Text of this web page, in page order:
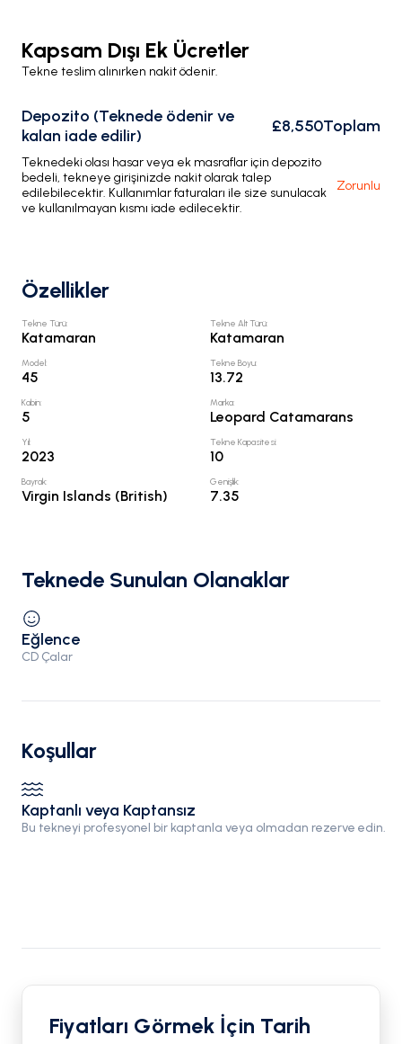
Kapsam Dışı Ek Ücretler
Tekne teslim alınırken nakit ödenir.
Depozito (Teknede ödenir ve
kalan iade edilir)
£8,550Toplam
Teknedeki olası hasar veya ek masraflar için depozito
bedeli, tekneye girişinizde nakit olarak talep
edilebilecektir. Kullanımlar faturaları ile size sunulacak
ve kullanılmayan kısmı iade edilecektir.
Zorunlu
Özellikler
Tekne Türü:
Katamaran
Tekne Alt Türü:
Katamaran
Model:
45
Tekne Boyu:
13.72
Kabin:
5
Marka:
Leopard Catamarans
Yıl:
2023
Tekne Kapasitesi:
10
Bayrak:
Virgin Islands (British)
Genişlik:
7.35
Teknede Sunulan Olanaklar
Eğlence
CD Çalar
Koşullar
Kaptanlı veya Kaptansız
Bu tekneyi profesyonel bir kaptanla veya olmadan rezerve edin.
Fiyatları Görmek İçin Tarih